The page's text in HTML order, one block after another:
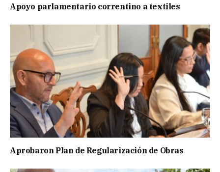
Apoyo parlamentario correntino a textiles
Aprobaron Plan de Regularización de Obras